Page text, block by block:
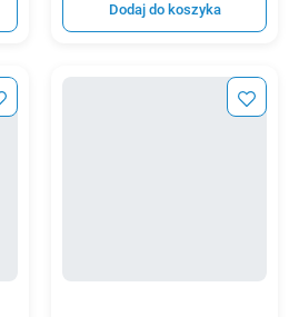
Dodaj do koszyka